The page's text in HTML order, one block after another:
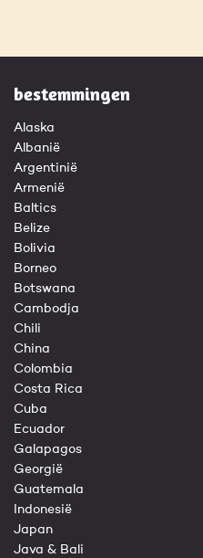
bestemmingen
Alaska
Albanië
Argentinië
Armenië
Baltics
Belize
Bolivia
Borneo
Botswana
Cambodja
Chili
China
Colombia
Costa Rica
Cuba
Ecuador
Galapagos
Georgië
Guatemala
Indonesië
Japan
Java & Bali